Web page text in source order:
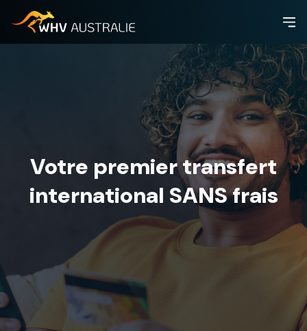
Votre premier transfert
international SANS frais